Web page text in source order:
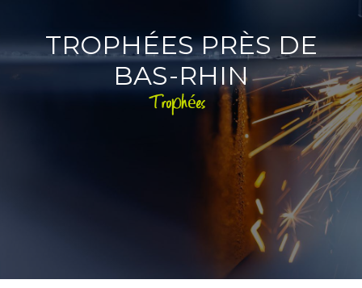
TROPHÉES PRÈS DE
BAS-RHIN
Trophées